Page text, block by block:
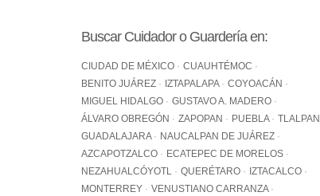
Buscar Cuidador o Guardería en:
CIUDAD DE MÉXICO
CUAUHTÉMOC
BENITO JUÁREZ
IZTAPALAPA
COYOACÁN
MIGUEL HIDALGO
GUSTAVO A. MADERO
ÁLVARO OBREGÓN
ZAPOPAN PUEBLA
TLALPAN
GUADALAJARA
NAUCALPAN DE JUÁREZ
AZCAPOTZALCO
ECATEPEC DE MORELOS
NEZAHUALCÓYOTL
QUERÉTARO
IZTACALCO
MONTERREY
VENUSTIANO CARRANZA